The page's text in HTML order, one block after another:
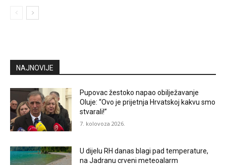
NAJNOVIJE
Pupovac žestoko napao obilježavanje
Oluje: “Ovo je prijetnja Hrvatskoj kakvu smo
stvarali!”
7. kolovoza 2026.
U dijelu RH danas blagi pad temperature,
na Jadranu crveni meteoalarm